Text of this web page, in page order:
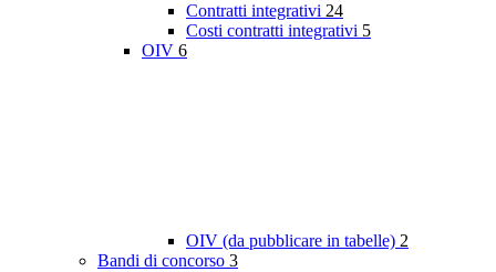
Contratti integrativi 24
Costi contratti integrativi 5
OIV 6
OIV (da pubblicare in tabelle) 2
Bandi di concorso 3